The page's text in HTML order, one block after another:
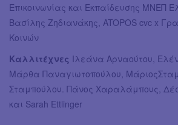
Επικοινωνίας και Εκπαίδευσης ΜΝΕΠ
Βασίλης Ζηδιανάκης, ATOPOS cvc x
Κοινών
Καλλιτέχνες Ιλεάνα Αρναούτου,
Μάρθα Παναγιωτοπούλου,
Σταμπούλου. Πάνος Χαραλάμπους,
και Sarah Ettlinger